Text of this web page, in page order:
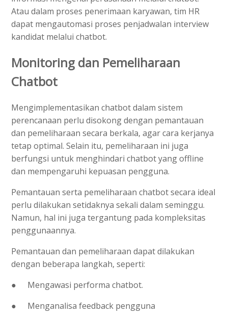
Atau dalam proses penerimaan karyawan, tim HR
dapat mengautomasi proses penjadwalan interview
kandidat melalui chatbot.
Monitoring dan Pemeliharaan
Chatbot
Mengimplementasikan chatbot dalam sistem
perencanaan perlu disokong dengan pemantauan
dan pemeliharaan secara berkala, agar cara kerjanya
tetap optimal. Selain itu, pemeliharaan ini juga
berfungsi untuk menghindari chatbot yang offline
dan mempengaruhi kepuasan pengguna.
Pemantauan serta pemeliharaan chatbot secara ideal
perlu dilakukan setidaknya sekali dalam seminggu.
Namun, hal ini juga tergantung pada kompleksitas
penggunaannya.
Pemantauan dan pemeliharaan dapat dilakukan
dengan beberapa langkah, seperti:
●
Mengawasi performa chatbot.
●
Menganalisa feedback pengguna